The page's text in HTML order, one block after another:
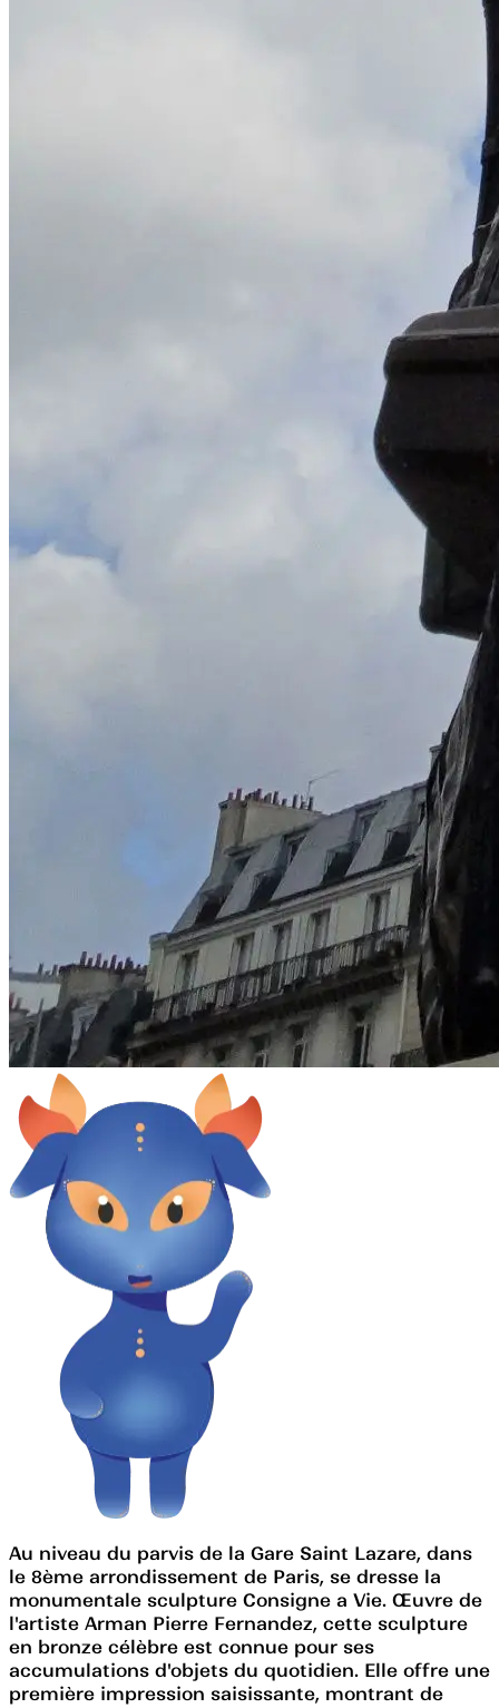
Au niveau du parvis de la Gare Saint Lazare, dans
le 8ème arrondissement de Paris, se dresse la
monumentale sculpture Consigne a Vie. Œuvre de
l'artiste Arman Pierre Fernandez, cette sculpture
en bronze célèbre est connue pour ses
accumulations d'objets du quotidien. Elle offre une
première impression saisissante, montrant de